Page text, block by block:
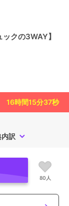
クの3WAY】
16時間15分35秒
訳
80人